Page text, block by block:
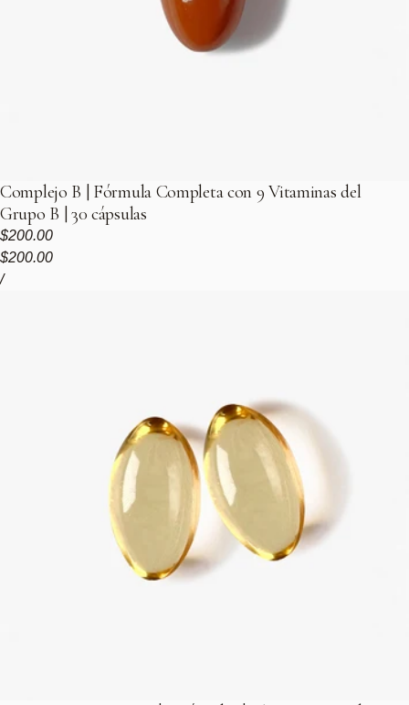
Complejo B | Fórmula Completa con 9 Vitaminas del
Grupo B | 30 cápsulas
Precio regular
$200.00
Precio de venta
$200.00Precio regular
Precio unitario
/por